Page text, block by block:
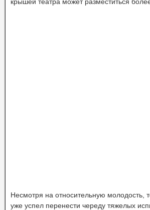
Несмотря на относительную молодость,
уже успел перенести череду тяжелых